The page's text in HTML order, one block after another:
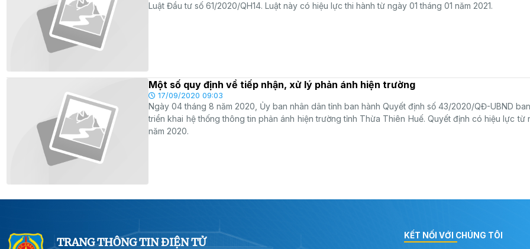
Luật Đầu tư số 61/2020/QH14. Luật này có hiệu lực thi hành từ ngày 01 tháng 01 năm 2021.
Một số quy định về tiếp nhận, xử lý phản ánh hiện trường
17/09/2020 09:03
Ngày 04 tháng 8 năm 2020, Ủy ban nhân dân tỉnh ban hành Quyết định số 43/2020/QĐ-UBND
triển khai hệ thống thông tin phản ánh hiện trường tỉnh Thừa Thiên Huế. Quyết định có hiệu lực từ
năm 2020.
KẾT NỐI VỚI CHÚNG TÔI